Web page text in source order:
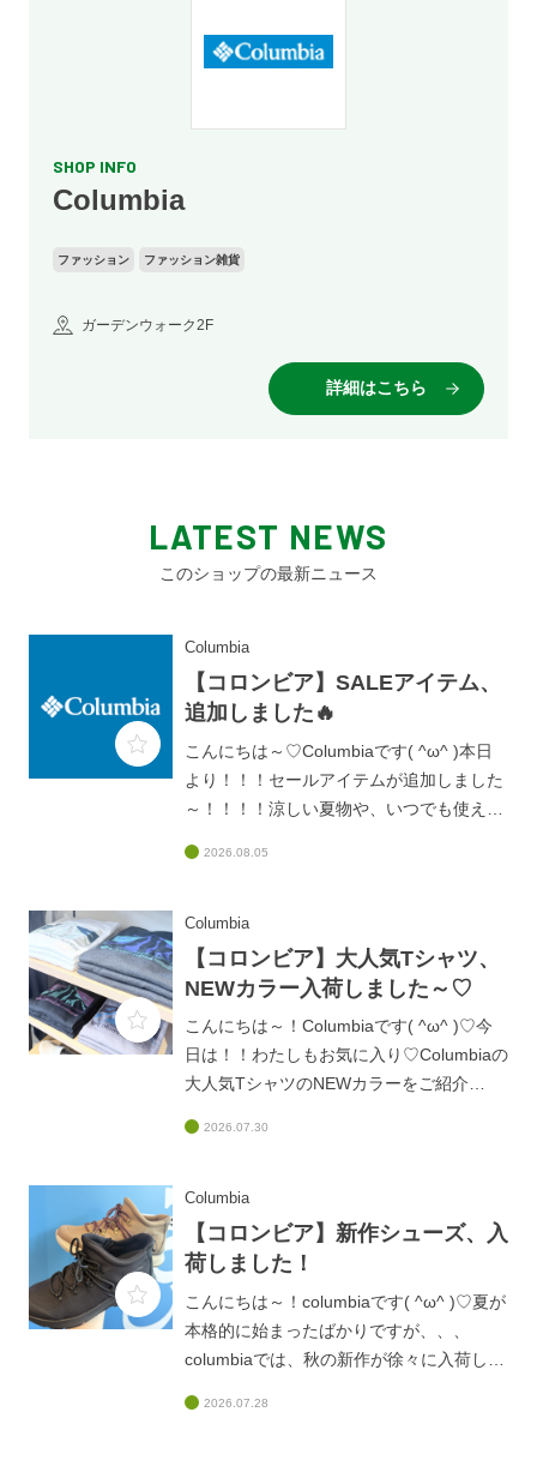
SHOP INFO
Columbia
ファッション ファッション雑貨
ガーデンウォーク2F
詳細はこちら
LATEST NEWS
このショップの最新ニュース
Columbia
【コロンビア】SALEアイテム、
追加しました🔥
こんにちは～♡Columbiaです( ^ω^ )本日
より！！！セールアイテムが追加しました
～！！！！涼しい夏物や、いつでも使える
セールにならないブラックレーベルから
終了となります！！！！お取り寄せが難し
いものもありますのでお早めに！！皆様の
ご来店、お待ちしております♡
2026.08.05
Columbia
【コロンビア】大人気Tシャツ、
NEWカラー入荷しました～♡
こんにちは～！Columbiaです( ^ω^ )♡今
日は！！わたしもお気に入り♡Columbiaの
大人気TシャツのNEWカラーをご紹介
がら、さらっとした肌触りなので！！！夏
も秋も、ずーっと着れちゃいます♫大人気
アイテムなので、なくなるまえにGETしち
お待ちしております♡
2026.07.30
Columbia
【コロンビア】新作シューズ、入
荷しました！
こんにちは～！columbiaです( ^ω^ )♡夏が
本格的に始まったばかりですが、、、
columbiaでは、秋の新作が徐々に入荷して
2026.07.28